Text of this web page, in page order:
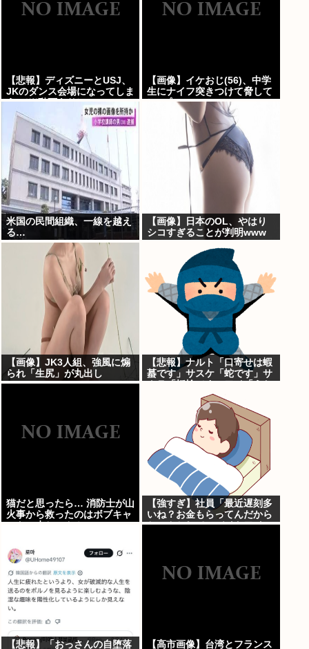
【悲報】ディズニーとUSJ、
JKのダンス会場になってしま
う （※動画あり）
【画像】イケおじ(56)、中学
生にナイフ突きつけて脅して
レ●プwww
米国の民間組織、一線を越え
る…
【画像】日本のOL、やはり
シコすぎることが判明www
【画像】JK3人組、強風に煽
られ「生尻」が丸出し
に・・・
【悲報】ナルト「口寄せは蝦
蟇です」サスケ「蛇です」サ
猫だと思ったら… 消防士が山
火事から救ったのはボブキャ
【強すぎ】社員「最近遅刻多
いね？お金もらってんだから
ちゃんとして」バイトワイ
【悲報】「おっさんの自堕落
【高市画像】台湾とフランス